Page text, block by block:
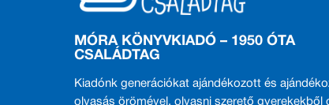
MÓRA KÖNYVKIADÓ – 1950 ÓTA
CSALÁDTAG
Kiadónk generációkat ajándékozott és
olvasás örömével, olvasni szerető gyerekekből